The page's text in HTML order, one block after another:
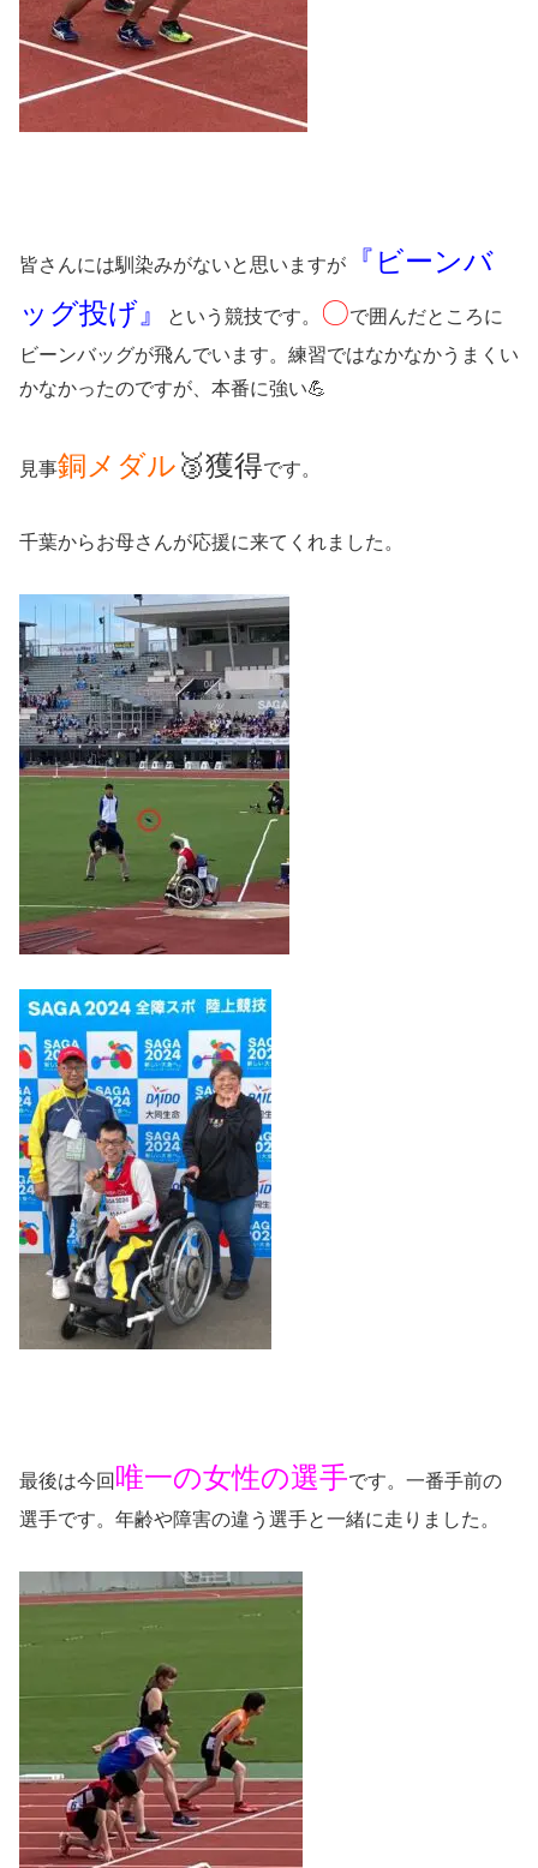
皆さんには馴染みがないと思いますが
『ビーンバ
ッグ投げ』
という競技です。 〇で囲んだところに
ビーンバッグが飛んでいます。練習ではなかなかうまくい
かなかったのですが、本番に強い💪
見事銅メダル🥉獲得です。
千葉からお母さんが応援に来てくれました。
最後は今回 唯一の女性の選手です。一番手前の
選手です。年齢や障害の違う選手と一緒に走りました。